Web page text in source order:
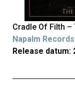
Cradle Of Filth
Napalm Records
Release datum: